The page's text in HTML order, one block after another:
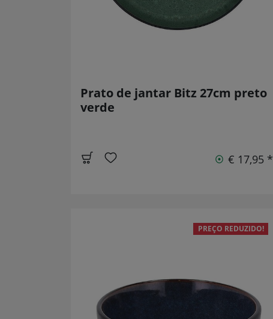
Prato de jantar Bitz 27cm preto
verde
€ 17,95 *
PREÇO REDUZIDO!